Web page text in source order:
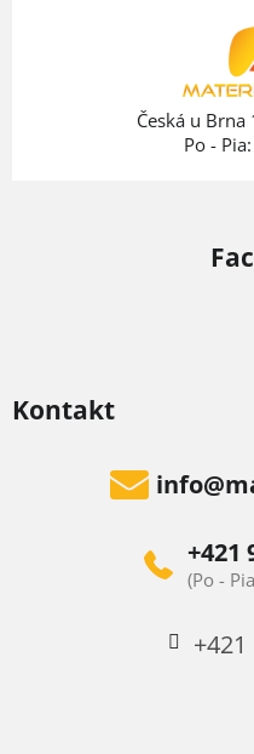
Kontakt
info@
+421
Česká u
Po -